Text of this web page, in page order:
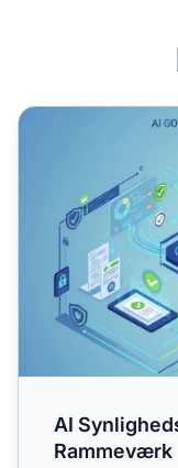
AI
AI
Rammeværk